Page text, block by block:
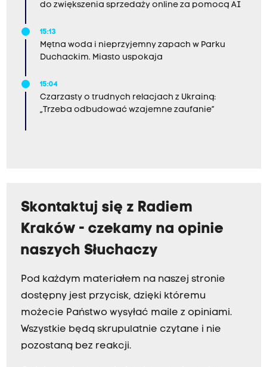
do zwiększenia sprzedaży online za pomocą AI
15:13
Mętna woda i nieprzyjemny zapach w Parku
Duchackim. Miasto uspokaja
15:04
Czarzasty o trudnych relacjach z Ukrainą:
„Trzeba odbudować wzajemne zaufanie”
Skontaktuj się z Radiem
Kraków - czekamy na opinie
naszych Słuchaczy
Pod każdym materiałem na naszej stronie
dostępny jest przycisk, dzięki któremu
możecie Państwo wysyłać maile z opiniami.
Wszystkie będą skrupulatnie czytane i nie
pozostaną bez reakcji.